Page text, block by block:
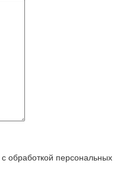
с обработкой персональных